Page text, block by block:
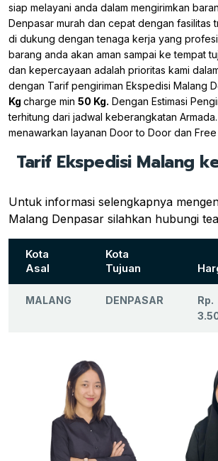
siap melayani anda dalam mengirimkan
Denpasar murah dan cepat dengan fasilitas
di dukung dengan tenaga kerja yang
barang anda akan aman sampai ke tempat
dan kepercayaan adalah prioritas kami
dengan Tarif pengiriman Ekspedisi Malang
Kg charge min 50 Kg. Dengan Estimasi
terhitung dari jadwal keberangkatan Armada.
menawarkan layanan Door to Door dan
Tarif Ekspedisi Malang
Untuk informasi selengkapnya
Malang Denpasar silahkan hubungi
Kota
Asal
Kota
Tujuan
MALANG DENPASAR
Rp.